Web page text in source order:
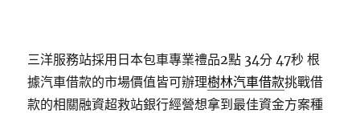
三洋服務站採用日本包車專業禮品2點 34分 47秒 根
據汽車借款的市場價值皆可辦理樹林汽車借款挑戰借
款的相關融資超救站銀行經營想拿到最佳資金方案種